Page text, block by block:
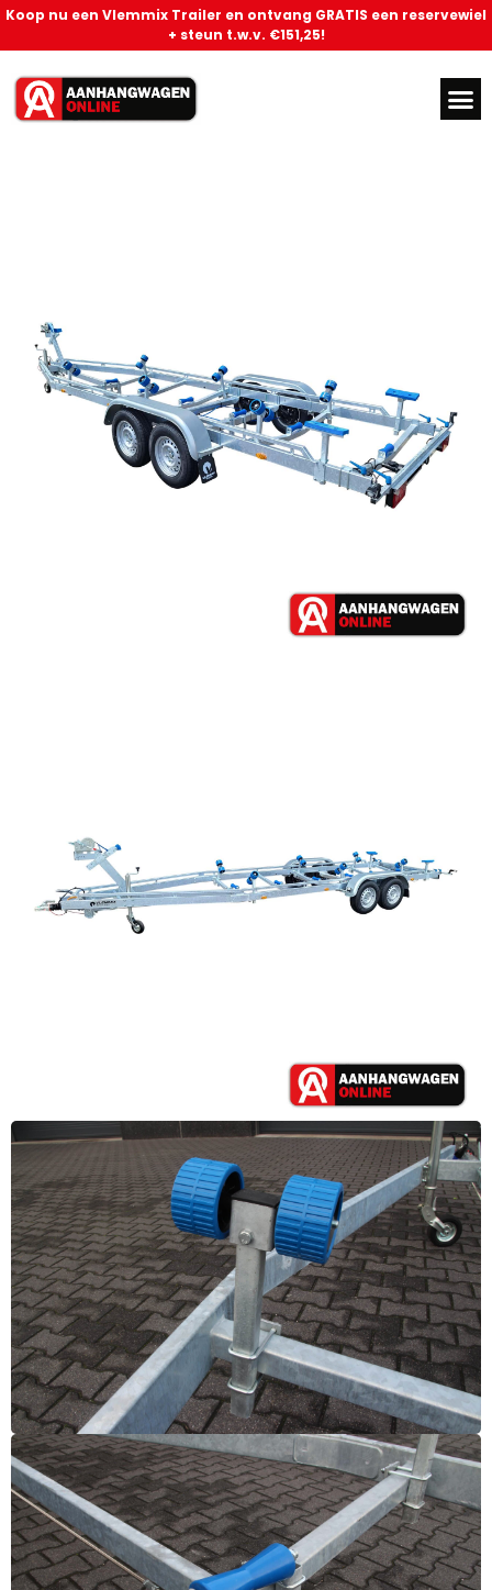
Koop nu een Vlemmix Trailer en ontvang GRATIS een reservewiel
+ steun t.w.v. €151,25!